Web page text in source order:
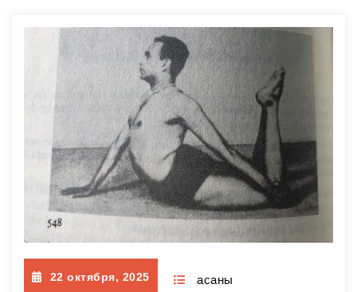
серединного меридиана, или переднего
мышечного канала: ▫️передняя мышца шеи;
▫️кивательные, или грудинно-ключично-
сосцевидные; ▫️большая грудная мышца;
▫️прямая мышца живота; ▫️передняя
большеберцовая мышца; ▫️длинный
разгибатель пальцев. Удлинение мышц в
бхуджангасане: ▫️широчайшая мышца
стабилизирующие тело (находятся в
22 октября, 2025 асаны